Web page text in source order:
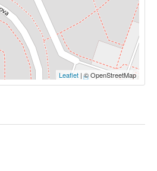
Leaflet | © OpenStreetMap